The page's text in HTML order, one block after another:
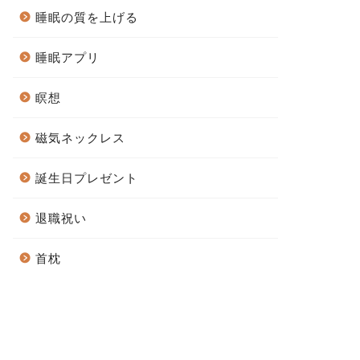
睡眠の質を上げる
睡眠アプリ
瞑想
磁気ネックレス
誕生日プレゼント
退職祝い
首枕